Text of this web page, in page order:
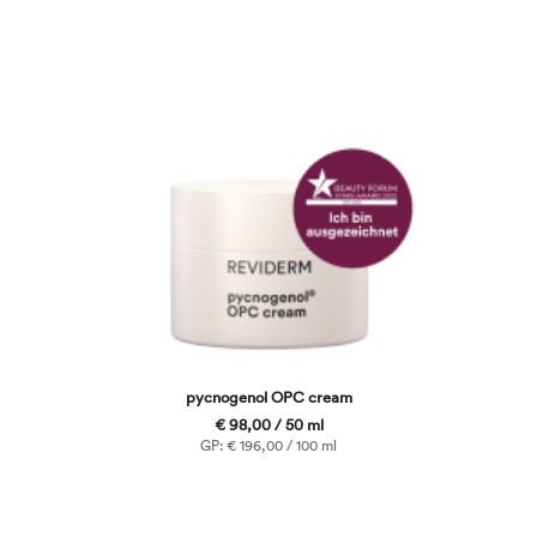
pycnogenol OPC cream
€ 98,00 / 50 ml
GP: € 196,00 / 100 ml